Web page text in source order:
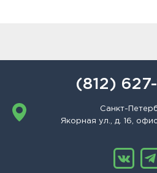
(812)
Санкт-
Якорная ул., д. 16,